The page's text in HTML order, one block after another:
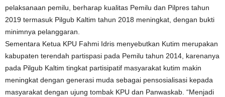
pelaksanaan pemilu, berharap kualitas Pemilu dan Pilpres tahun
2019 termasuk Pilgub Kaltim tahun 2018 meningkat, dengan bukti
minimnya pelanggaran.
Sementara Ketua KPU Fahmi Idris menyebutkan Kutim merupakan
kabupaten terendah partispasi pada Pemilu tahun 2014, karenanya
pada Pilgub Kaltim tingkat partisipatif masyarakat kutim makin
meningkat dengan generasi muda sebagai pensosialisasi kepada
masyarakat dengan ujung tombak KPU dan Panwaskab. “Menjadi